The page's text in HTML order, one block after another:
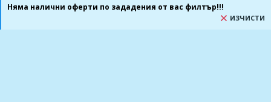
Няма налични оферти по зададения от вас филтър!!!
ИЗЧИСТИ